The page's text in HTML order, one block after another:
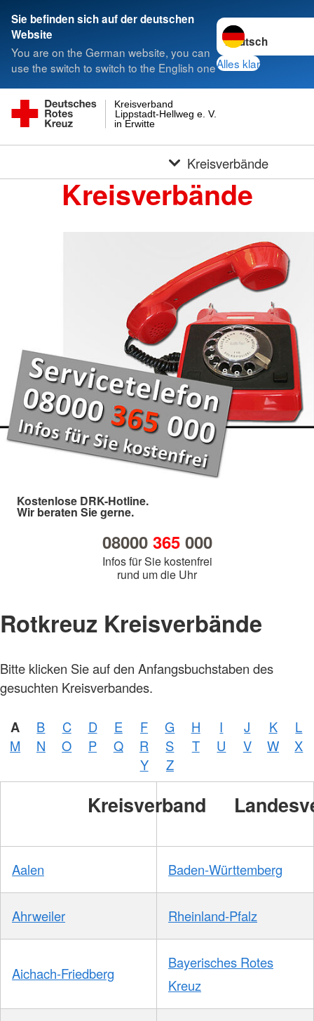
Sie befinden sich auf der deutschen
Website
You are on the German website, you can
use the switch to switch to the English one
Sprache wechseln
Alles klar
in Erwitte
Lippstadt-Hellweg e. V.
Kreisverband
Kreisverbände
Kreisverbände
Kostenlose DRK-Hotline.
Wir beraten Sie gerne.
08000 365000
Infos für Sie kostenfrei
rund um die Uhr
Rotkreuz Kreisverbände
Bitte klicken Sie auf den Anfangsbuchstaben des
gesuchten Kreisverbandes.
A B C D E F G H I J K
L
M
N O P Q R S T U V W
X
Y
Z
Kreisverband
Aalen Baden-Württemberg
Ahrweiler Rheinland-Pfalz
Aichach-Friedberg
Bayerisches Rotes
Kreuz